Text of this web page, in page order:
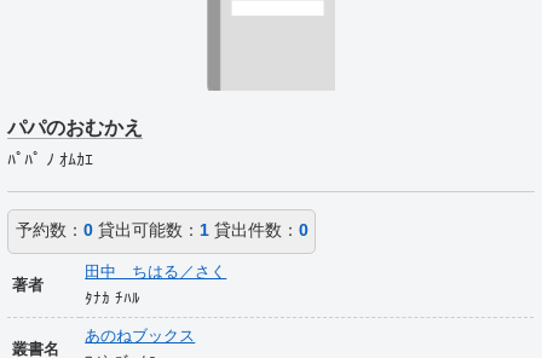
パパのおむかえ
ﾊﾟﾊﾟ ﾉ ｵﾑｶｴ
予約数： 0貸出可能数： 1貸出件数： 0
著者
田中 ちはる／さく
ﾀﾅｶ ﾁﾊﾙ
叢書名
あのねブックス